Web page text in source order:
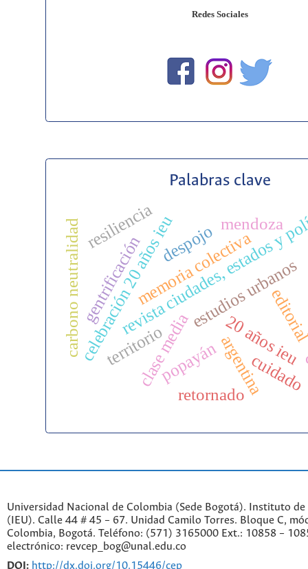
Redes Sociales
Palabras clave
revista ciudades, estados
celebración 20 años ieuestudios urbanos
20 años ieu
memoria colectiva
argentina
clase media
mendoza
popayán
resiliencia
carbono neutralidad territorio
gentrificación
cuidado
despojo
retornado
Universidad Nacional de Colombia (Sede Bogotá). Instituto
(IEU). Calle 44 # 45 – 67. Unidad Camilo Torres. Bloque C,
Colombia, Bogotá. Teléfono: (571) 3165000 Ext.: 10858 –
electrónico: revcep_bog@unal.edu.co
DOI: http://dx.doi.org/10.15446/cep